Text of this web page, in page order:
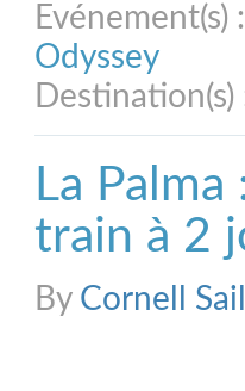
Evénement(s) :
Odyssey
Destination(s)
La
train à 2
By Cornell